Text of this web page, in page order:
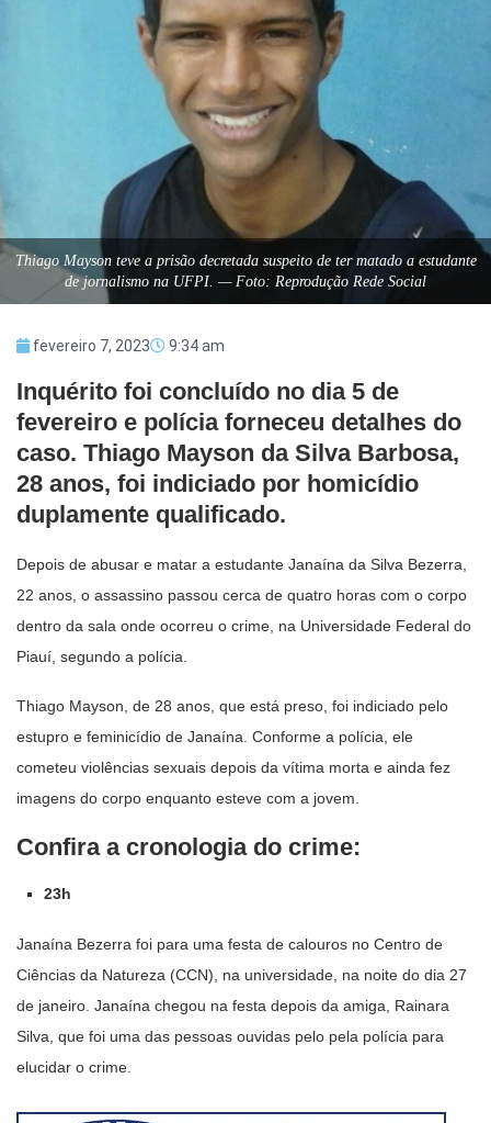
Thiago Mayson teve a prisão decretada suspeito de ter matado a estudante
de jornalismo na UFPI. — Foto: Reprodução Rede Social
fevereiro 7, 2023 9:34 am
Inquérito foi concluído no dia 5 de
fevereiro e polícia forneceu detalhes do
caso. Thiago Mayson da Silva Barbosa,
28 anos, foi indiciado por homicídio
duplamente qualificado.
Depois de abusar e matar a estudante Janaína da Silva Bezerra,
22 anos, o assassino passou cerca de quatro horas com o corpo
dentro da sala onde ocorreu o crime, na Universidade Federal do
Piauí, segundo a polícia.
Thiago Mayson, de 28 anos, que está preso, foi indiciado pelo
estupro e feminicídio de Janaína. Conforme a polícia, ele
cometeu violências sexuais depois da vítima morta e ainda fez
imagens do corpo enquanto esteve com a jovem.
Confira a cronologia do crime:
23h
Janaína Bezerra foi para uma festa de calouros no Centro de
Ciências da Natureza (CCN), na universidade, na noite do dia 27
de janeiro. Janaína chegou na festa depois da amiga, Rainara
Silva, que foi uma das pessoas ouvidas pelo pela polícia para
elucidar o crime.